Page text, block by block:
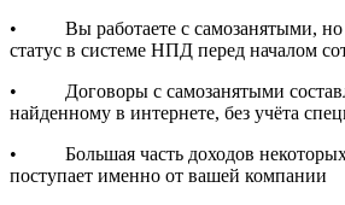
• Вы работаете с самозанятыми, но
статус в системе НПД перед началом
• Договоры с самозанятыми
найденному в интернете, без учёта
• Большая часть доходов некоторых
поступает именно от вашей компании